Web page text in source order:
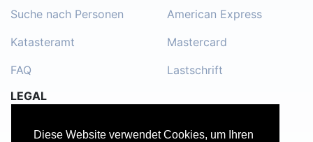
Diese Website verwendet Cookies, um Ihren
Suche nach Personen
Katasteramt
FAQ
American Express
Mastercard
Lastschrift
LEGAL